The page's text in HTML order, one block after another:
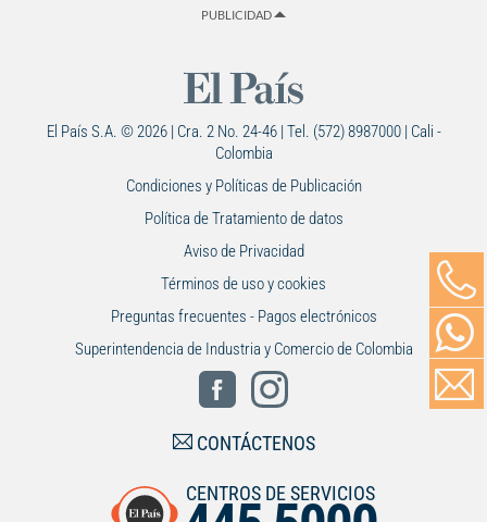
PUBLICIDAD
El País S.A. © 2026 | Cra. 2 No. 24-46 | Tel. (572) 8987000 | Cali -
Colombia
Condiciones y Políticas de Publicación
Política de Tratamiento de datos
Aviso de Privacidad
Términos de uso y cookies
Preguntas frecuentes - Pagos electrónicos
Superintendencia de Industria y Comercio de Colombia
CONTÁCTENOS
CENTROS DE SERVICIOS